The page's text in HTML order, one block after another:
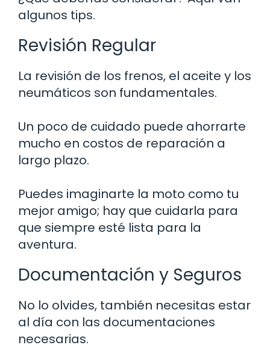
algunos tips.
Revisión Regular
La revisión de los frenos, el aceite y los
neumáticos son fundamentales.
Un poco de cuidado puede ahorrarte
mucho en costos de reparación a
largo plazo.
Puedes imaginarte la moto como tu
mejor amigo; hay que cuidarla para
que siempre esté lista para la
aventura.
Documentación y Seguros
No lo olvides, también necesitas estar
al día con las documentaciones
necesarias.